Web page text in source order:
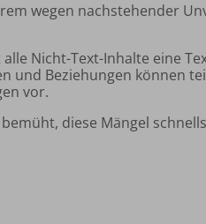
wegen nachstehender
Nicht-Text-Inhalte eine
und Beziehungen können
vor.
diese Mängel